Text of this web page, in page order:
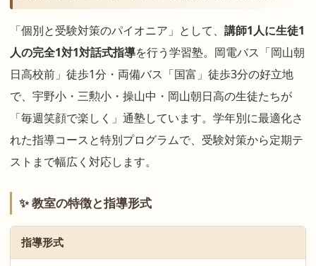
「個別と受験対策のパイオニア」として、 講師1人に生徒1
人の完全1対1対話式指導を行う学習塾。岡電バス「岡山朝
日高校前」徒歩1分・両備バス「国富」徒歩3分の好立地
で、宇野小・三勲小・操山中・岡山朝日高の生徒たちが
「毎週笑顔で楽しく」通塾しています。学年別に最適化さ
れた指導コースと特別プログラムで、受験対策から定期テ
ストまで幅広く対応します。
✨ 教室の特徴と指導形式
指導形式